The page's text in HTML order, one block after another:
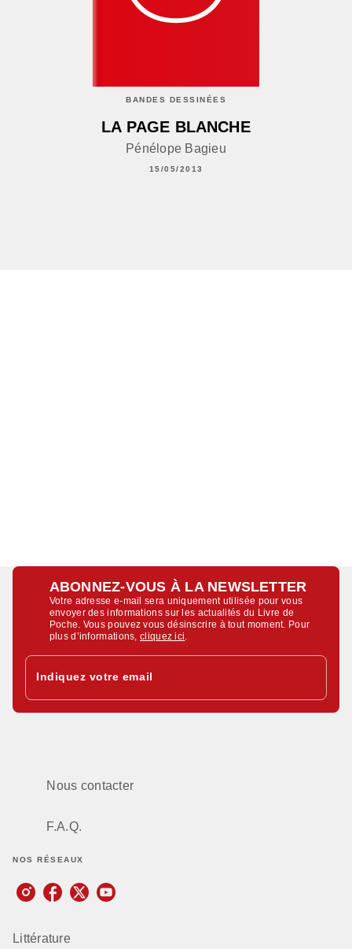
BANDES DESSINÉES
LA PAGE BLANCHE
Pénélope Bagieu
15/05/2013
ABONNEZ-VOUS À LA NEWSLETTER
Votre adresse e-mail sera uniquement utilisée pour vous
envoyer des informations sur les actualités du Livre de
Poche. Vous pouvez vous désinscrire à tout moment. Pour
plus d’informations,cliquez ici
Indiquez votre email
Nous contacter
F.A.Q.
NOS RÉSEAUX
Littérature